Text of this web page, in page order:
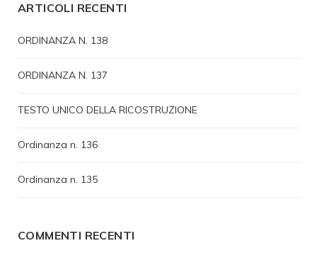
ARTICOLI RECENTI
ORDINANZA N. 138
ORDINANZA N. 137
TESTO UNICO DELLA RICOSTRUZIONE
Ordinanza n. 136
Ordinanza n. 135
COMMENTI RECENTI